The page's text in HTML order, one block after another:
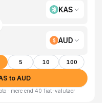
KAS
AUD
5 10 100
to AUD
· mere end 40 fiat-valutaer